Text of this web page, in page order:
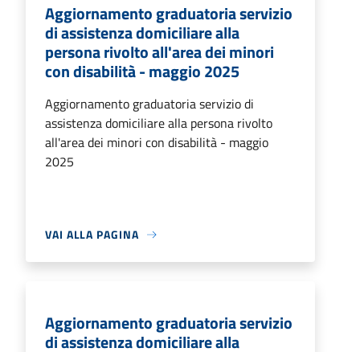
Aggiornamento graduatoria servizio
di assistenza domiciliare alla
persona rivolto all'area dei minori
con disabilità - maggio 2025
Aggiornamento graduatoria servizio di
assistenza domiciliare alla persona rivolto
all'area dei minori con disabilità - maggio
2025
VAI ALLA PAGINA
Aggiornamento graduatoria servizio
di assistenza domiciliare alla